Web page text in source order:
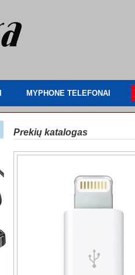
MYPHONE TELEFONAI
Prekių katalogas